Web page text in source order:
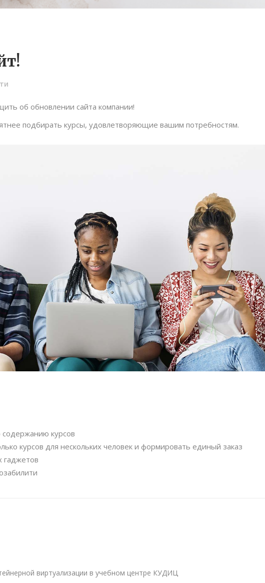
об обновлении сайта компании!
подбирать курсы, удовлетворяющие вашим потребностям.
курсов
курсов для нескольких человек и формировать единый заказ
гаджетов
виртуализации в учебном центре КУДИЦ